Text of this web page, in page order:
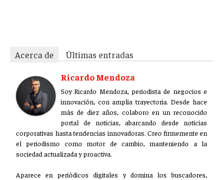
Acerca de
Últimas entradas
Ricardo Mendoza
Soy Ricardo Mendoza, periodista de negocios e
innovación, con amplia trayectoria. Desde hace
más de diez años, colaboro en un reconocido
portal de noticias, abarcando desde noticias
corporativas hasta tendencias innovadoras. Creo firmemente en
el periodismo como motor de cambio, manteniendo a la
sociedad actualizada y proactiva.
Aparece en periódicos digitales y domina los buscadores,